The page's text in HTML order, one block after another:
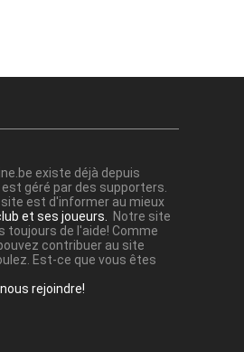
existe déjà depuis
géré par des supporters.
site est d'informer au mieux
et ses joueurs.
Notre site
toujours de l'aide! Comme
contribuer au site
Est-ce que vous êtes
rejoindre!